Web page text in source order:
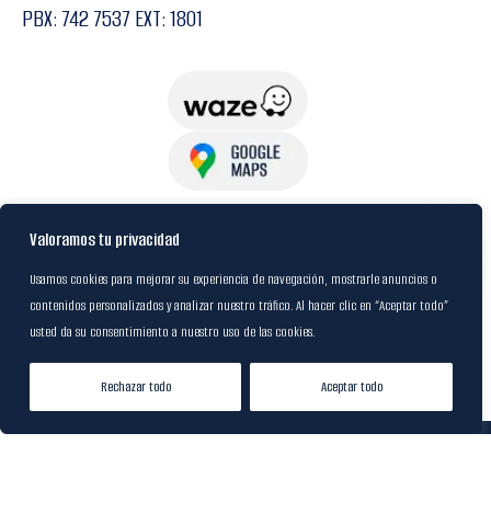
Valoramos tu privacidad
Usamos cookies para mejorar su experiencia de navegación, mostrarle anuncios o
contenidos personalizados y analizar nuestro tráfico. Al hacer clic en “Aceptar todo”
usted da su consentimiento a nuestro uso de las cookies.
Rechazar todo Aceptar todo
PBX: 742 7537 EXT: 1801
USuarios
Política de Datos
Certificación FSC